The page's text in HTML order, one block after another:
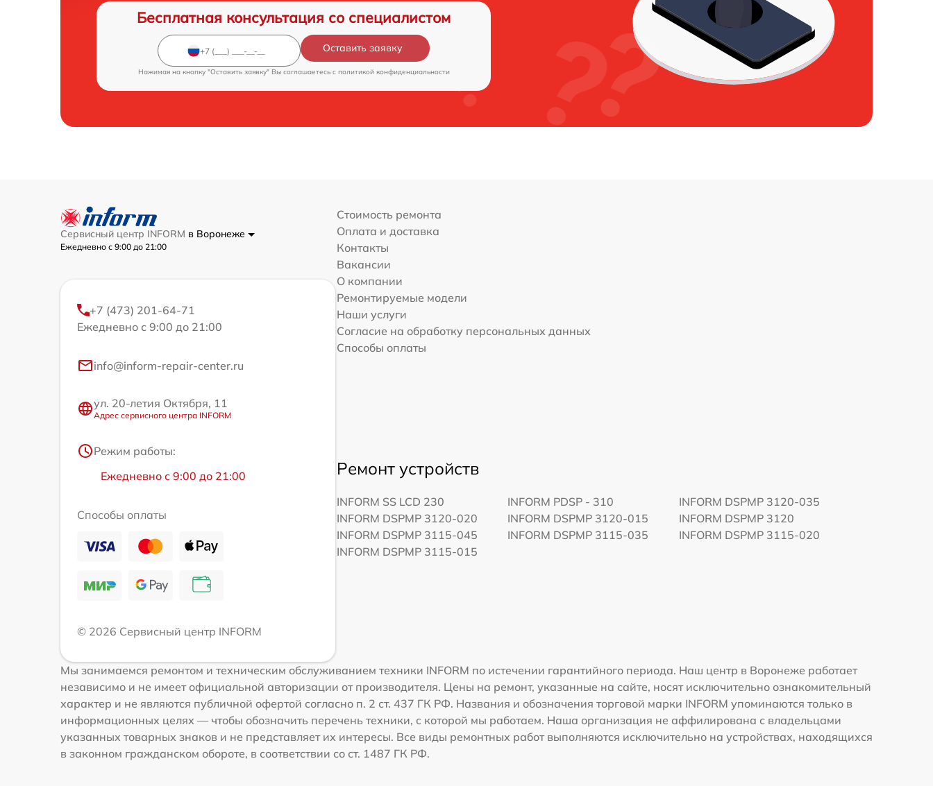
Бесплатная консультация со специалистом
Оставить заявку
Нажимая на кнопку "Оставить заявку" Вы соглашаетесь c политикой конфиденциальности
Сервисный центр INFORM в Воронеже
Ежедневно с 9:00 до 21:00
+7 (473) 201-64-71
Ежедневно с 9:00 до 21:00
info@inform-repair-center.ru
ул. 20-летия Октября, 11
Адрес сервисного центра INFORM
Режим работы:
Ежедневно с 9:00 до 21:00
Способы оплаты
© 2026 Сервисный центр INFORM
Стоимость ремонта
Оплата и доставка
Контакты
Вакансии
О компании
Ремонтируемые модели
Наши услуги
Согласие на обработку персональных данных
Способы оплаты
Ремонт устройств
INFORM SS LCD 230 INFORM PDSP - 310
INFORM DSPMP 3120-035
INFORM DSPMP 3120-020
INFORM DSPMP 3120-015
INFORM DSPMP 3120
INFORM DSPMP 3115-045
INFORM DSPMP 3115-035
INFORM DSPMP 3115-020
INFORM DSPMP 3115-015
Мы занимаемся ремонтом и техническим обслуживанием техники INFORM по истечении гарантийного периода. Наш центр в Воронеже работает
независимо и не имеет официальной авторизации от производителя. Цены на ремонт, указанные на сайте, носят исключительно ознакомительный
характер и не являются публичной офертой согласно п. 2 ст. 437 ГК РФ. Названия и обозначения торговой марки INFORM упоминаются только в
информационных целях — чтобы обозначить перечень техники, с которой мы работаем. Наша организация не аффилирована с владельцами
указанных товарных знаков и не представляет их интересы. Все виды ремонтных работ выполняются исключительно на устройствах, находящихся
в законном гражданском обороте, в соответствии со ст. 1487 ГК РФ.